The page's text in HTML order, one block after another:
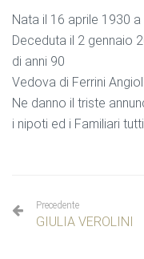
Nata il 16 aprile 1930
Deceduta il 2 gennaio
di anni 90
Vedova di Ferrini
Ne danno il triste
i nipoti ed i Familiari
Precedente
GIULIA VEROLINI